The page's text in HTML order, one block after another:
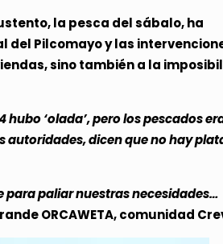
la pesca del sábalo, ha
Pilcomayo y las
sino también a la
‘olada’, pero los pescados
autoridades, dicen que no hay
para paliar nuestras necesidades…
ORCAWETA, comunidad